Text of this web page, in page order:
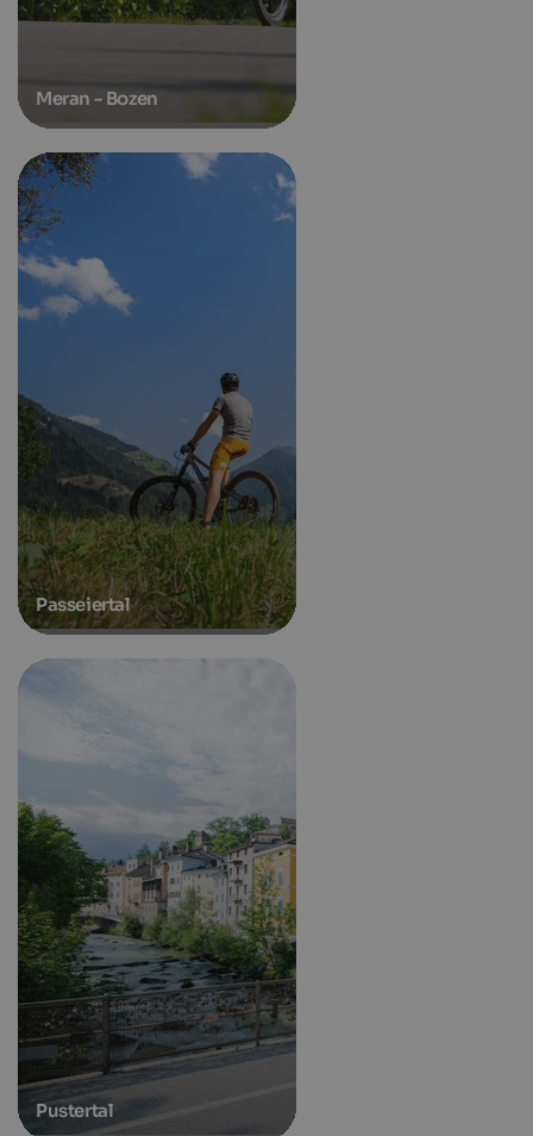
Meran - Bozen
Passeiertal
Pustertal